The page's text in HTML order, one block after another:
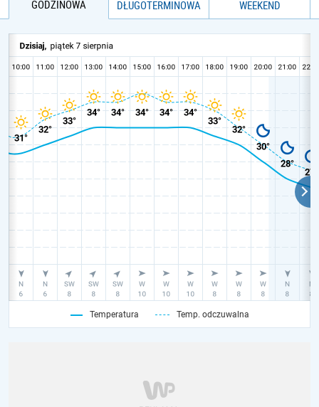
GODZINOWA
DŁUGOTERMINOWA
WEEKEND
Temperatura Temp. odczuwalna